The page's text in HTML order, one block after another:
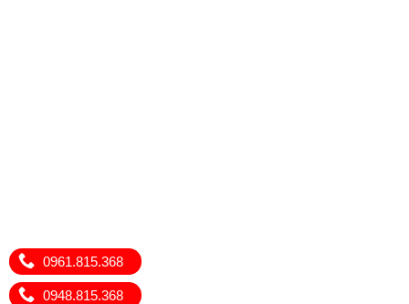
0961.815.368
0948.815.368